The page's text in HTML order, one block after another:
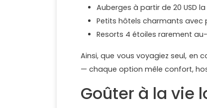
Auberges à partir de 20 USD la
Petits hôtels charmants avec
Resorts 4 étoiles rarement au-
Ainsi, que vous voyagiez seul, en
— chaque option mêle confort,
Goûter à la vie